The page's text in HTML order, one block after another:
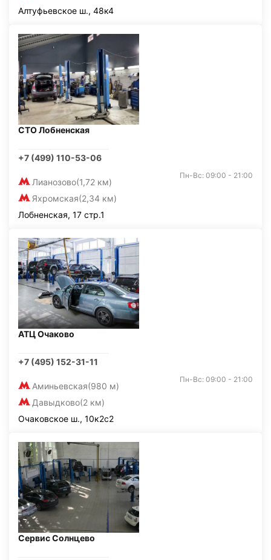
Алтуфьевское ш., 48к4
СТО Лобненская
+7 (499) 110-53-06
Лианозово(1,72 км)
Яхромская(2,34 км)
Пн-Вс: 09:00 - 21:00
Лобненская, 17 стр.1
АТЦ Очаково
+7 (495) 152-31-11
Аминьевская(980 м)
Давыдково(2 км)
Пн-Вс: 09:00 - 21:00
Очаковское ш., 10к2с2
Сервис Солнцево